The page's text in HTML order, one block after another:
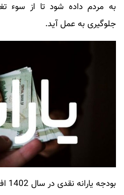
به مردم داده شود تا از سوء
جلوگیری به عمل آید.
بودجه یارانه نقدی در سال 1402 افزایش پیدا کرد